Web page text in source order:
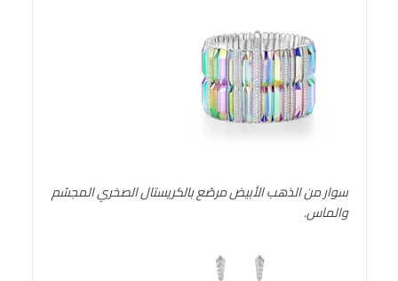
سوار من الذهب الأبيض مرصّع بالكريستال الصخري المجسّم
والماس.